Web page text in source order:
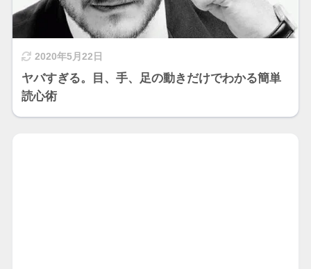
2020年5月22日
ヤバすぎる。目、手、足の動きだけでわかる簡単
読心術